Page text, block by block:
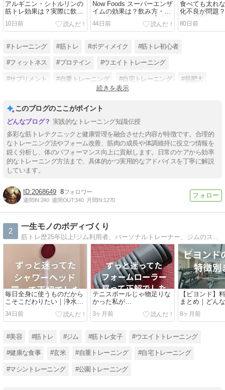
アルギニン・シトルリンの
筋トレ効果は？実際に飲ん
だ感想・飲むタイミングを
徹底レビュー
10日前
Now Foods スーパーエンザ
イムの効果は？飲み方・成
分を実体験レビュー【消化
酵素サプリ】
44日前
食べても太れ
化不良が問題
人の増量と消
て【痩せ型・
80日前
#トレーニング #筋トレ #ボディメイク #筋トレ初心者
#フィットネス #プロテイン #ウエイトトレーニング
#サプリメント #自重トレーニング #自宅トレーニング #筋肥大
続きを表示
このブログのここがポイント
実践的なトレーニング知識伝授
多彩な筋トレテクニックと健康管理を融合させた内容が特徴です。合理的
なトレーニング法やフォーム改善、筋肉の成長や体調維持に役立つ情報を
鋭く分析し、体のパフォーマンス向上に貢献します。日常のケアから効率
的なトレーニング方法まで、具体的かつ実用的なアドバイスを丁寧に解説
しています。
2068649 8
週間IN:240 週間OUT:340 月間IN:1270
2
一生モノのボディづくり
筋トレ歴25年以上!ジム利用者、パーソナルトレーナー、ジムのスタッフと3つの立場からの経験をもとに少しでも読む人のヒントになるようなブログを目指しています。どうぞよろしくお願い致します。
毎日全身に使うものだから
こそこだわりたい｜浄水シ
ャワーヘッド「ウルオシャ
ワー」1年使用レビュー
34日前
テニスボールじゃ物足りな
かった私が
TRIGGERPOINTにたどり
着いた理由
3ヶ月前
【ビヨンド】
まとめ｜どん
め？【ジムで
年以上が解説】
8ヶ月前
#美容 #筋トレ #ジム #筋トレ女子 #ウエイトトレーニング
#健康な食事 #玄米 #自重トレーニング #自宅トレーニング
#マシントレーニング #公園トレーニング